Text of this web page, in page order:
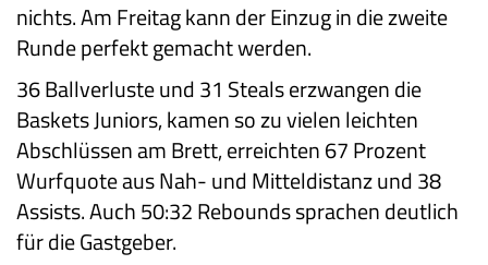
nichts. Am Freitag kann der Einzug in die zweite
Runde perfekt gemacht werden.
36 Ballverluste und 31 Steals erzwangen die
Baskets Juniors, kamen so zu vielen leichten
Abschlüssen am Brett, erreichten 67 Prozent
Wurfquote aus Nah- und Mitteldistanz und 38
Assists. Auch 50:32 Rebounds sprachen deutlich
für die Gastgeber.